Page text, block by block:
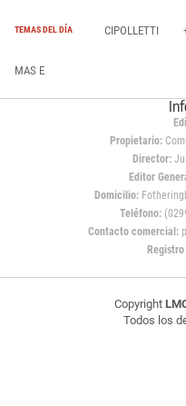
TEMAS DEL DÍA CIPOLLETTI
MAS E
Propietario:
Director:
Editor
Domicilio:
Teléfono:
Contacto comercial:
Copyright
Todos los